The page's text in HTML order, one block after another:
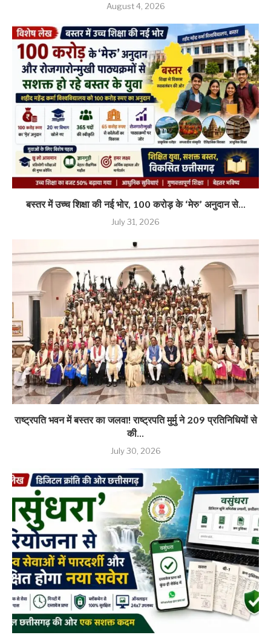
August 4, 2026
बस्तर में उच्च शिक्षा की नई भोर, 100 करोड़ के ‘मेरु’ अनुदान से...
July 31, 2026
राष्ट्रपति भवन में बस्तर का जलवा! राष्ट्रपति मुर्मु ने 209 प्रतिनिधियों से
की...
July 30, 2026